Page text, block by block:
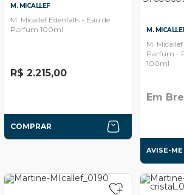
M. MICALLEF
M. Micallef Edenfalls - Eau de
Parfum 100ml
R$ 2.215,00
COMPRAR
M.
M.
Parfum -
100ml
Em
AVISE-ME